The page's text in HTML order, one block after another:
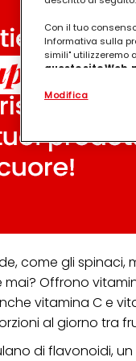
come gli spinaci,
Offrono
vitamina C e
al giorno tra
di flavonoidi,
Con il tuo
Informativa sulla
simili" utilizzeremo
questo sito
.
(rispettivamente
terzi, conservare
identificati) su
misurare e
Puoi trovare
collegata nel piè
collegata nel piè di
"modifica" di
Se fai clic su
per uno o più degli
tuoi dati personali
necessari per
Modifica